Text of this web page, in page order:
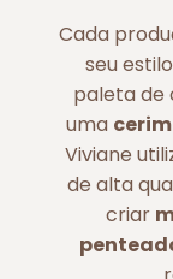
Cada
seu
paleta de
uma
Viviane
de alta
criar